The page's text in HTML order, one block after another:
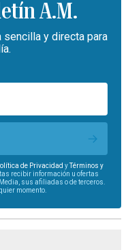
A.M.
y directa para
de Privacidad yTérminos y
recibir información u ofertas
sus afiliadas o de terceros.
momento.